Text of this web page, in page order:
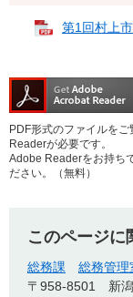
第1回村上
PDF形式のファイルを
Readerが必要です。
Adobe Readerをお持ち
ださい。（無料）
このページに
総務課
総務管理
〒958-8501
新